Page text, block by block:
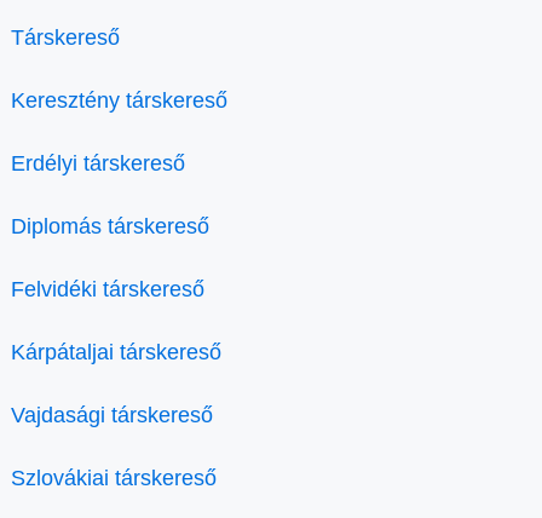
Társkereső
Keresztény társkereső
Erdélyi társkereső
Diplomás társkereső
Felvidéki társkereső
Kárpátaljai társkereső
Vajdasági társkereső
Szlovákiai társkereső